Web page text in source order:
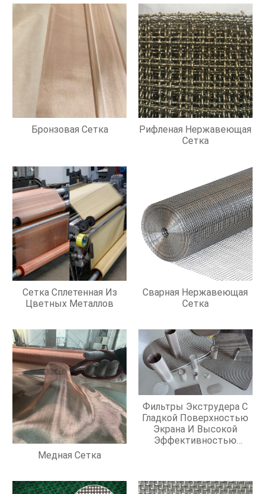
Бронзовая Сетка
Рифленая Нержавеющая
Сетка
Сетка Сплетенная Из
Цветных Металлов
Сварная Нержавеющая
Сетка
Медная Сетка
Фильтры Экструдера С
Гладкой Поверхностью
Экрана И Высокой
Эффективностью